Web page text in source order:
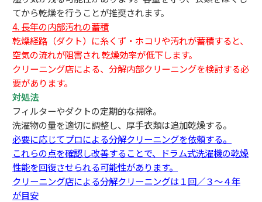
てから乾燥を行うことが推奨されます。
4. 長年の内部汚れの蓄積
乾燥経路（ダクト）に糸くず・ホコリや汚れが蓄積すると、
空気の流れが阻害され 乾燥効率が低下します。
クリーニング店による、分解内部クリーニングを検討する必
要があります。
対処法
フィルターやダクトの定期的な掃除。
洗濯物の量を適切に調整し、厚手衣類は追加乾燥する。
必要に応じてプロによる分解クリーニングを依頼する。
これらの点を確認し改善することで、ドラム式洗濯機の乾燥
性能を回復させられる可能性があります。
クリーニング店による分解クリーニングは１回／３～４年
が目安